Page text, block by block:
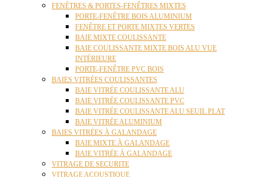
FENÊTRES & PORTES-FENÊTRES MIXTES
PORTE-FENÊTRE BOIS ALUMINIUM
FENÊTRE ET PORTE MIXTES VERTES
BAIE MIXTE COULISSANTE
BAIE COULISSANTE MIXTE BOIS ALU VUE
INTÉRIEURE
PORTE-FENÊTRE PVC BOIS
BAIES VITRÉES COULISSANTES
BAIE VITRÉE COULISSANTE ALU
BAIE VITRÉE COULISSANTE PVC
BAIE VITRÉE COULISSANTE ALU SEUIL PLAT
BAIE VITRÉE ALUMINIUM
BAIES VITRÉES À GALANDAGE
BAIE MIXTE À GALANDAGE
BAIE VITRÉE À GALANDAGE
VITRAGE DE SECURITE
VITRAGE ACOUSTIQUE